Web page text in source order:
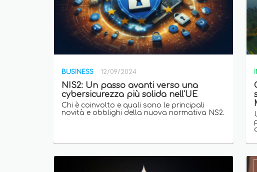
BUSINESS 12/09/2024
NIS2: Un passo avanti verso una
cybersicurezza più solida nell'UE
Chi è coinvolto e quali sono le principali
novità e obblighi della nuova normativa NS2.